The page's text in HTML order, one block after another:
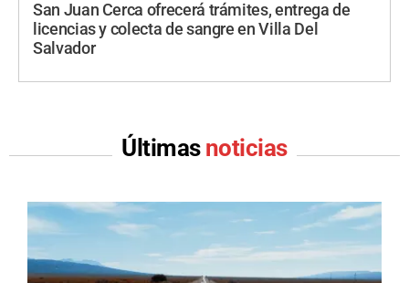
San Juan Cerca ofrecerá trámites, entrega de
licencias y colecta de sangre en Villa Del
Salvador
Últimas noticias